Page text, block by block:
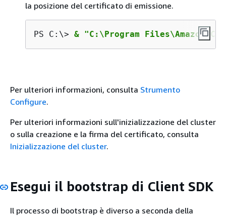
la posizione del certificato di emissione.
PS C:\> & "C:\Program
Per ulteriori informazioni, consulta Strumento
Configure.
Per ulteriori informazioni sull'inizializzazione del cluster
o sulla creazione e la firma del certificato, consulta
Inizializzazione del cluster.
Esegui il bootstrap di Client SDK
Il processo di bootstrap è diverso a seconda della